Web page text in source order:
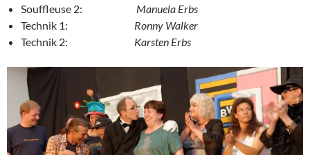
Souffleuse 2: Manuela Erbs
Technik 1: Ronny Walker
Technik 2: Karsten Erbs